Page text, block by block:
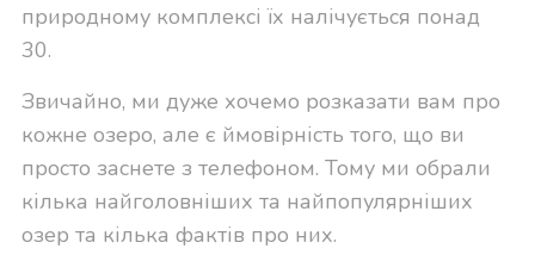
природному комплексі їх налічується понад
30.
Звичайно, ми дуже хочемо розказати вам про
кожне озеро, але є ймовірність того, що ви
просто заснете з телефоном. Тому ми обрали
кілька найголовніших та найпопулярніших
озер та кілька фактів про них.